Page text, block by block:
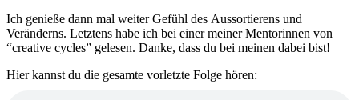
Ich genieße dann mal weiter Gefühl des Aussortierens und
Veränderns. Letztens habe ich bei einer meiner Mentorinnen von
“creative cycles” gelesen. Danke, dass du bei meinen dabei bist!
Hier kannst du die gesamte vorletzte Folge hören: